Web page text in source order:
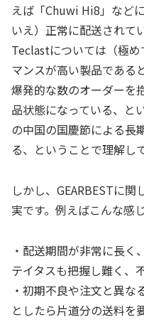
えば「Chuwi Hi8」など
いえ）正常に配送されて
Teclastについては（極
マンスが高い製品である
爆発的な数のオーダーを
品状態になっている、と
の中国の国慶節による長
る、ということで理解し
しかし、GEARBESTに
実です。例えばこんな感じ
・配送期間が非常に長く
テイタスも把握し難く、
・初期不良や注文と異な
としたら片道分の送料を